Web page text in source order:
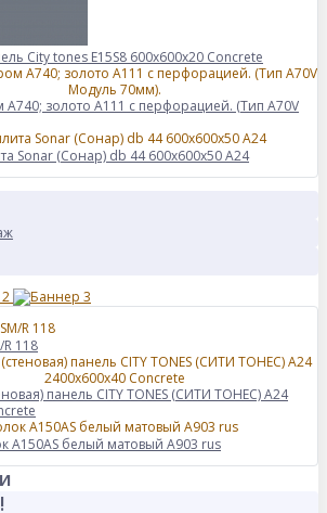
City tones E15S8 600x600x20 Concrete
A740; золото А111 с перфорацией. (Тип A70V
Sonar (Сонар) db 44 600x600x50 A24
118
панель CITY TONES (CИТИ ТОНЕС) A24
A150AS белый матовый A903 rus